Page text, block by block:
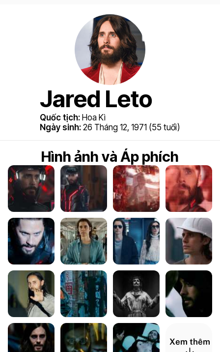
Jared Leto
Quốc tịch: Hoa Kì
Ngày sinh: 26 Tháng 12, 1971 (55 tuổi)
Hình ảnh và Áp phích
Xem thêm